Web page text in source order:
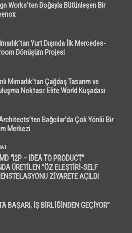
Works’ten Doğayla Bütünleşen Bir
Yurt Dışında İlk Mercedes-
Dönüşüm Projesi
Mimarlık’tan Çağdaş Tasarım ve
Noktası: Elite World Kuşadası
Bağcılar’da Çok Yönlü Bir
Merkezi
“I2P – IDEA TO PRODUCT”
ÜRETİLEN “ÖZ ELEŞTİRİ-SELF
ZİYARETE AÇILDI
BAŞARI, İŞ BİRLİĞİNDEN GEÇİYOR”